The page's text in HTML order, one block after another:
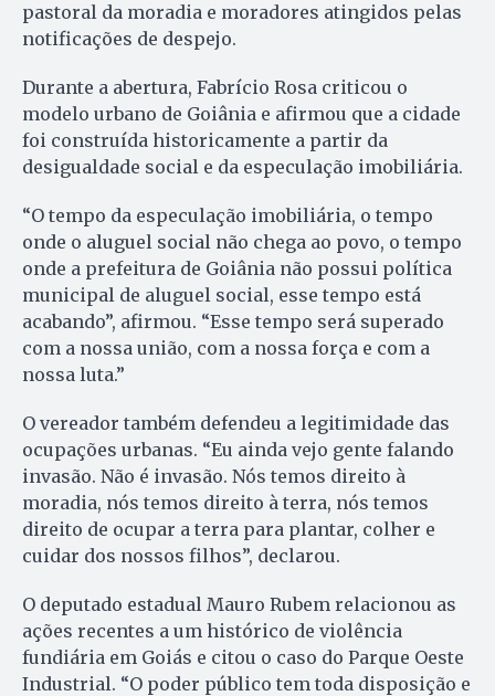
pastoral da moradia e moradores atingidos pelas
notificações de despejo.
Durante a abertura, Fabrício Rosa criticou o
modelo urbano de Goiânia e afirmou que a cidade
foi construída historicamente a partir da
desigualdade social e da especulação imobiliária.
“O tempo da especulação imobiliária, o tempo
onde o aluguel social não chega ao povo, o tempo
onde a prefeitura de Goiânia não possui política
municipal de aluguel social, esse tempo está
acabando”, afirmou. “Esse tempo será superado
com a nossa união, com a nossa força e com a
nossa luta.”
O vereador também defendeu a legitimidade das
ocupações urbanas. “Eu ainda vejo gente falando
invasão. Não é invasão. Nós temos direito à
moradia, nós temos direito à terra, nós temos
direito de ocupar a terra para plantar, colher e
cuidar dos nossos filhos”, declarou.
O deputado estadual Mauro Rubem relacionou as
ações recentes a um histórico de violência
fundiária em Goiás e citou o caso do Parque Oeste
Industrial. “O poder público tem toda disposição e